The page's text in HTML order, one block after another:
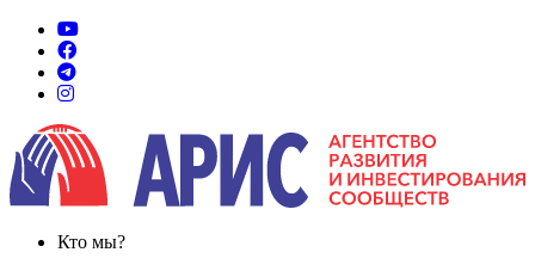
Кто мы?